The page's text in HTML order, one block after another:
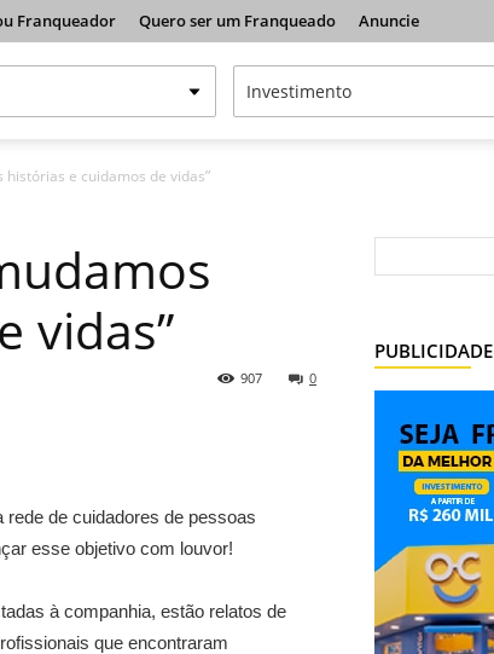
Franqueador Quero ser um Franqueado Anuncie
e cuidamos de vidas”
vidas”
0
907
de cuidadores de pessoas
esse objetivo com louvor!
à companhia, estão relatos de
que encontraram
PUBLICIDADE